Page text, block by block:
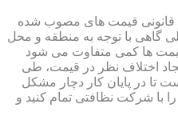
قانونی قیمت های مصوب شده
گاهی با توجه به منطقه و محل
ها کمی متفاوت می شود
اختلاف نظر در قیمت، طی
تا در پایان کار دچار مشکل
با شرکت نظافتی تمام کنید و